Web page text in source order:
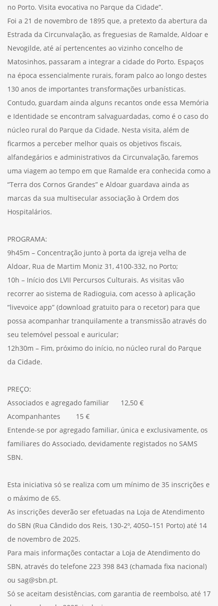
no Porto. Visita evocativa no Parque da Cidade”.
Foi a 21 de novembro de 1895 que, a pretexto da abertura da
Estrada da Circunvalação, as freguesias de Ramalde, Aldoar e
Nevogilde, até aí pertencentes ao vizinho concelho de
Matosinhos, passaram a integrar a cidade do Porto. Espaços
na época essencialmente rurais, foram palco ao longo destes
130 anos de importantes transformações urbanísticas.
Contudo, guardam ainda alguns recantos onde essa Memória
e Identidade se encontram salvaguardadas, como é o caso do
núcleo rural do Parque da Cidade. Nesta visita, além de
ficarmos a perceber melhor quais os objetivos fiscais,
alfandegários e administrativos da Circunvalação, faremos
uma viagem ao tempo em que Ramalde era conhecida como a
“Terra dos Cornos Grandes” e Aldoar guardava ainda as
marcas da sua multisecular associação à Ordem dos
Hospitalários.
PROGRAMA:
9h45m – Concentração junto à porta da igreja velha de
Aldoar, Rua de Martim Moniz 31, 4100-332, no Porto;
10h – Início dos LVII Percursos Culturais. As visitas vão
recorrer ao sistema de Radioguia, com acesso à aplicação
“livevoice app” (download gratuito para o recetor) para que
possa acompanhar tranquilamente a transmissão através do
seu telemóvel pessoal e auricular;
12h30m – Fim, próximo do início, no núcleo rural do Parque
da Cidade.
PREÇO:
Associados e agregado familiar 12,50 €
Acompanhantes 15 €
Entende-se por agregado familiar, única e exclusivamente, os
familiares do Associado, devidamente registados no SAMS
SBN.
Esta iniciativa só se realiza com um mínimo de 35 inscrições e
o máximo de 65.
As inscrições deverão ser efetuadas na Loja de Atendimento
do SBN (Rua Cândido dos Reis, 130-2º, 4050–151 Porto) até 14
de novembro de 2025.
Para mais informações contactar a Loja de Atendimento do
SBN, através do telefone 223 398 843 (chamada fixa nacional)
ou sag@sbn.pt.
Só se aceitam desistências, com garantia de reembolso, até 17